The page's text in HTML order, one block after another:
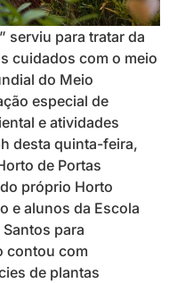
serviu para tratar da
cuidados com o meio
do Meio
especial de
e atividades
desta quinta-feira,
de Portas
próprio Horto
e alunos da Escola
para
contou com
de plantas